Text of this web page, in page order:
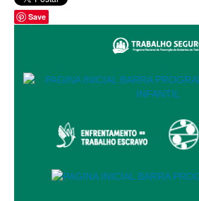
Trabalhando: As Faces do Trabalho
Concurso do selo
Linha do Tempo TRT-11
Diários Oficiais da União (1982 a
Fotografias
Fotografias de 1968 a 1976
Save